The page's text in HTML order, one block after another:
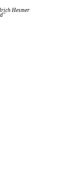
Hesmer